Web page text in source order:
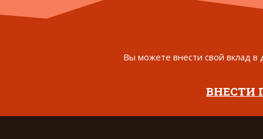
Вы можете внести свой вклад в
ВНЕСТИ